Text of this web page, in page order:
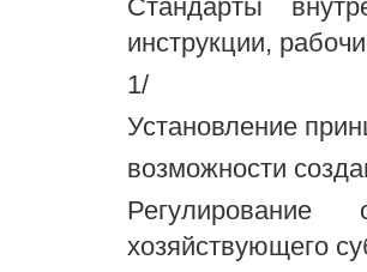
Стандарты
инструкции,
1/
Установление
возможности
хозяйствующего